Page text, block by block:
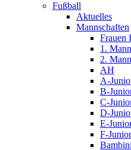
Fußball
Aktuelles
Mannschaften
Frauen I
1.
2.
AH
A-
B-
C-
D-
E-
F-